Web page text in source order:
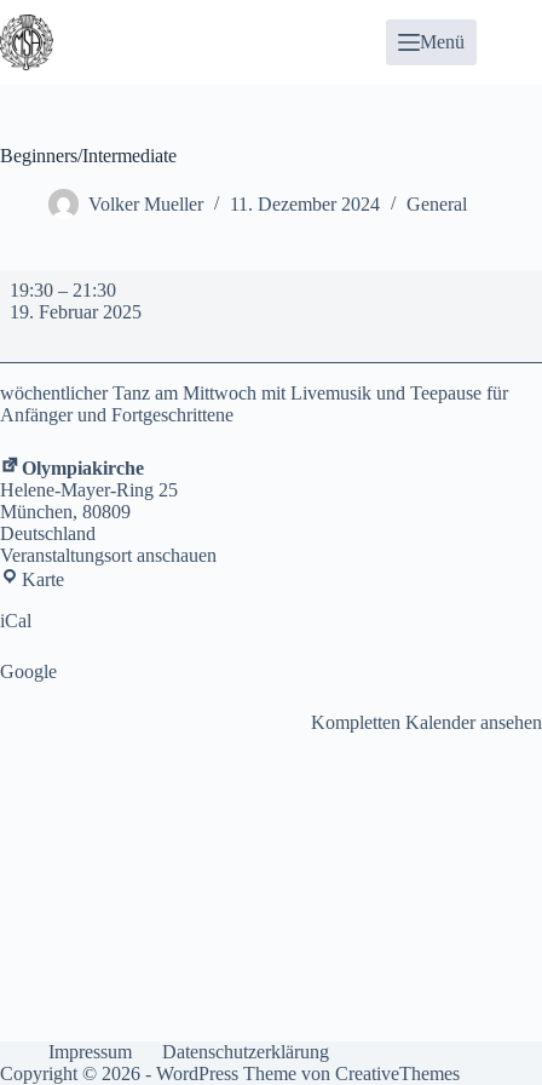
Inhalt
springen
Menü
Beginners/Intermediate
Volker Mueller 11. Dezember 2024 General
Beginners/Intermediate
19:30 – 21:30
19. Februar 2025
wöchentlicher Tanz am Mittwoch mit Livemusik und Teepause für
Anfänger und Fortgeschrittene
Olympiakirche
Helene-Mayer-Ring 25
München, 80809
Deutschland
Veranstaltungsort anschauen
KarteOlympiakirche
iCal
Google
Kompletten Kalender ansehen
Impressum
Datenschutzerklärung
Copyright © 2026 - WordPress Theme von CreativeThemes